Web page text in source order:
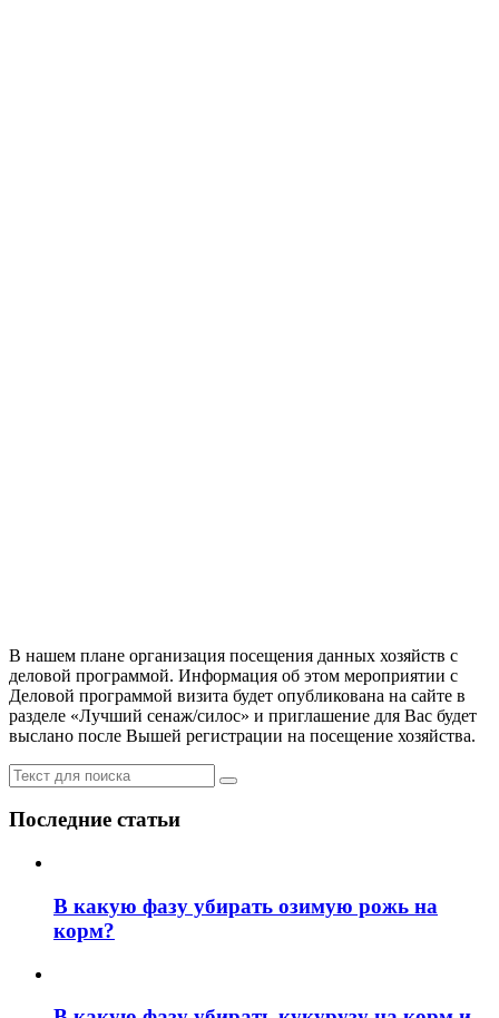
В нашем плане организация посещения данных хозяйств с
деловой программой. Информация об этом мероприятии с
Деловой программой визита будет опубликована на сайте в
разделе «Лучший сенаж/силос» и приглашение для Вас будет
выслано после Вышей регистрации на посещение хозяйства.
Последние статьи
В какую фазу убирать озимую рожь на
корм?